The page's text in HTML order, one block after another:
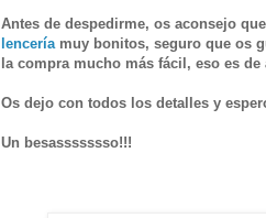
Antes de despedirme, os aconsejo
lencería muy bonitos, seguro que os
la compra mucho más fácil, eso es de
Os dejo con todos los detalles y
Un besassssssso!!!